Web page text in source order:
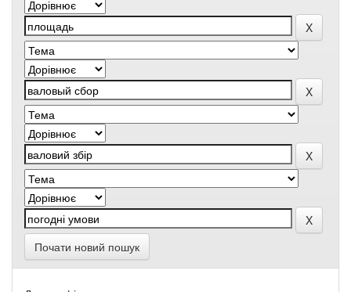
Почати новий пошук